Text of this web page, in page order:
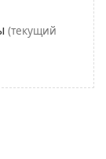
(текущий